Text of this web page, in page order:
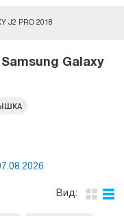
J2 PRO 2018
Galaxy
Вид: